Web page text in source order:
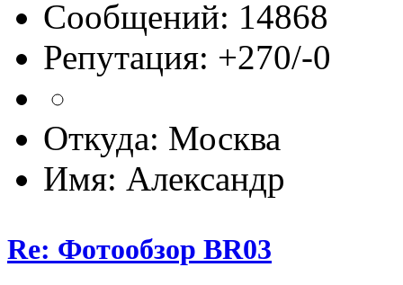
Сообщений: 14868
Репутация: +270/-0
Откуда: Москва
Имя: Александр
Re: Фотообзор BR03